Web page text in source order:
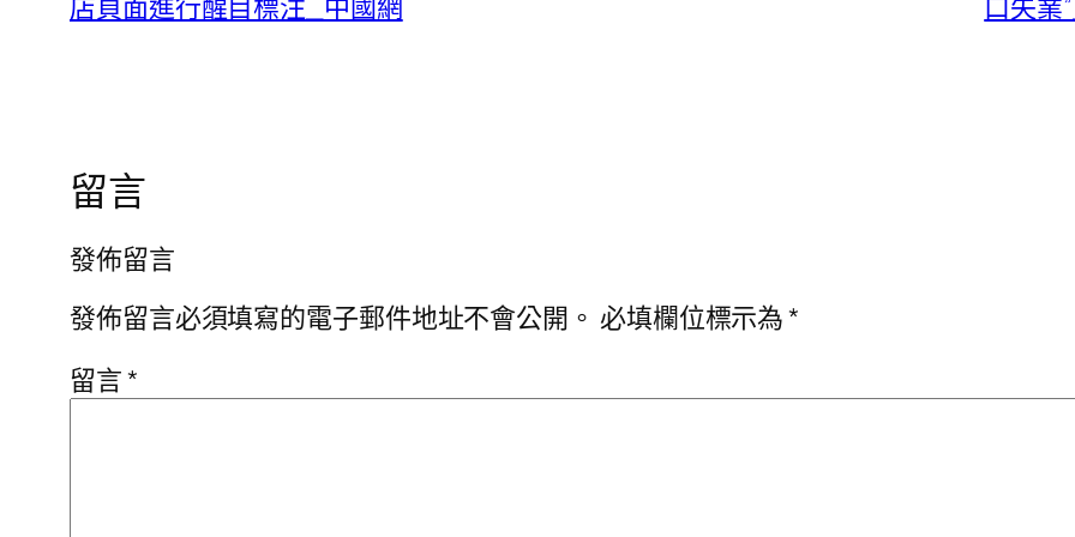
店頁面進行醒目標注_中國網
口失業
留言
發佈留言
發佈留言必須填寫的電子郵件地址不會公開。 必填欄位標示為*
留言*